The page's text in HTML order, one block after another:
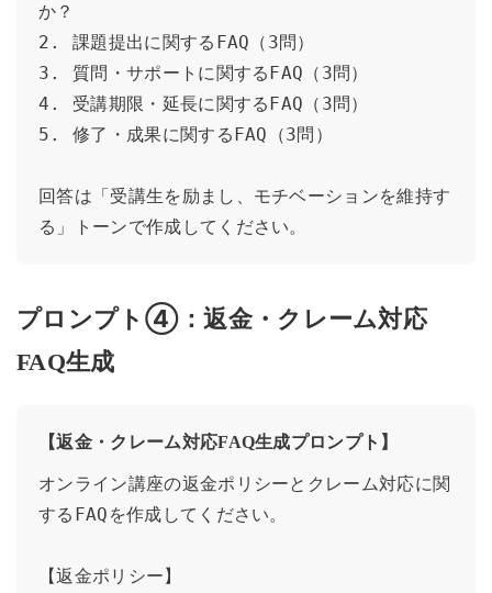
か？
2. 課題提出に関するFAQ（3問）
3. 質問・サポートに関するFAQ（3問）
4. 受講期限・延長に関するFAQ（3問）
5. 修了・成果に関するFAQ（3問）
回答は「受講生を励まし、モチベーションを維持す
る」トーンで作成してください。
プロンプト④：返金・クレーム対応
FAQ生成
【返金・クレーム対応FAQ生成プロンプト】
オンライン講座の返金ポリシーとクレーム対応に関
するFAQを作成してください。
【返金ポリシー】